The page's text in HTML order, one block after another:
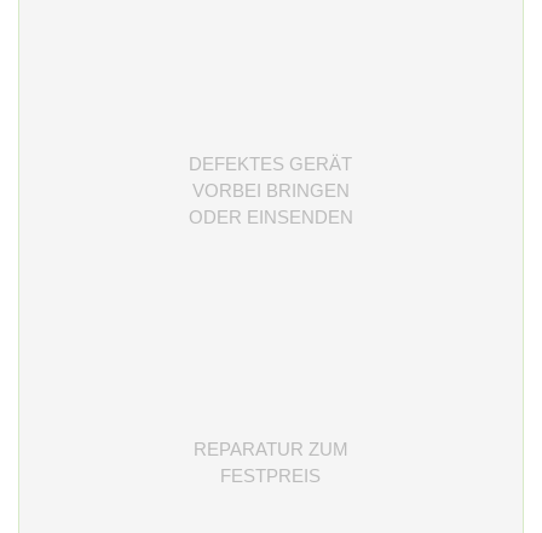
DEFEKTES GERÄT
VORBEI BRINGEN
ODER EINSENDEN
REPARATUR ZUM
FESTPREIS